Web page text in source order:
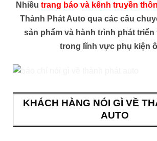
Nhiều trang báo và kênh truyền
Thành Phát Auto qua các câu
sản phẩm và hành trình phát
trong lĩnh vực phụ kiện
KHÁCH HÀNG NÓI GÌ VỀ
AUTO